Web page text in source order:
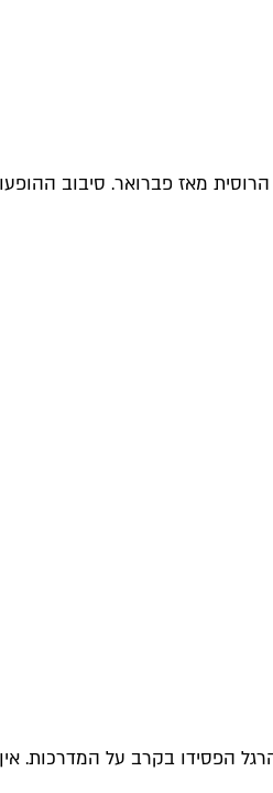
מאז פברואר. סיבוב
הפסידו בקרב על המדרכות.